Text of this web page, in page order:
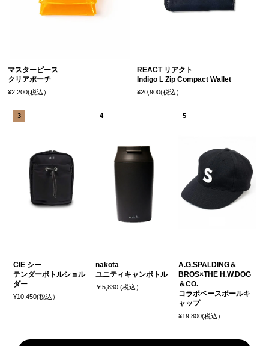
マスターピース
クリアポーチ
¥2,200(税込）
REACT リアクト
Indigo L Zip Compact Wallet
¥20,900(税込）
CIE シー
テンダーボトルショル
ダー
¥10,450(税込）
nakota
ユニティキャンボトル
￥5,830 (税込）
A.G.SPALDING＆
BROS×THE H.W.DOG
＆CO.
コラボベースボールキ
ャップ
¥19,800(税込）